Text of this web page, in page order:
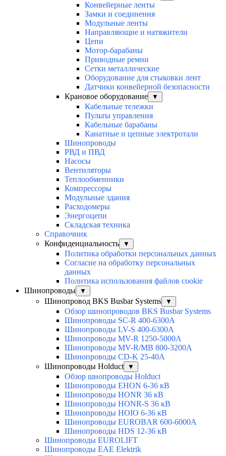
Конвейерные ленты
Замки и соединения
Модульные ленты
Направляющие и натяжители
Цепи
Мотор-барабаны
Приводные ремни
Сетки металлические
Оборудование для стыковки лент
Датчики конвейерной безопасности
Крановое оборудование
▼
Кабельные тележки
Пульты управления
Кабельные барабаны
Канатные и цепные электротали
Шинопроводы
РВД и ПВД
Насосы
Вентиляторы
Теплообменники
Компрессоры
Модульные здания
Расходомеры
Энергоцепи
Складская техника
Справочник
Конфиденциальность
▼
Политика обработки персональных данных
Согласие на обработку персональных
данных
Политика использования файлов cookie
Шинопроводы
▼
Шинопровод BKS Busbar Systems ▼
Обзор шинопроводов BKS Busbar Systems
Шинопроводы SC-R 400-6300A
Шинопроводы LV-S 400-6300A
Шинопроводы MV-R 1250-5000A
Шинопроводы MV-R/MB 800-3200A
Шинопроводы CD-K 25-40A
Шинопроводы Holduct
▼
Обзор шнопроводы Holduct
Шинопроводы EHON 6-36 кВ
Шинопроводы HONR 36 кВ
Шинопроводы HONR-S 36 кВ
Шинопроводы HOIO 6-36 кВ
Шинопроводы EUROBAR 600-6000A
Шинопроводы HDS 12-36 кВ
Шинопроводы EUROLIFT
Шинопроводы EAE Elektrik